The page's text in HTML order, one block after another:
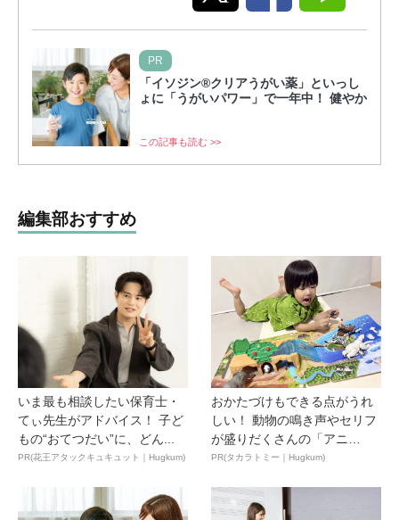
PR
「イソジン®クリアうがい薬」といっし
ょに「うがいパワー」で一年中！ 健やか
この記事も読む >>
編集部おすすめ
いま最も相談したい保育士・
てぃ先生がアドバイス！ 子ど
もの“おてつだい”に、どん...
PR(花王アタックキュキュット｜Hugkum)
おかたづけもできる点がうれ
しい！ 動物の鳴き声やセリフ
が盛りだくさんの「アニ
ア ...
PR(タカラトミー｜Hugkum)